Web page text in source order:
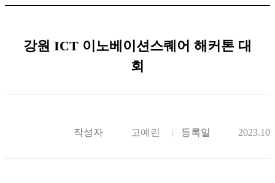
강원 ICT 이노베이션스퀘어 해커톤 대
회
작성자 고예린 등록일